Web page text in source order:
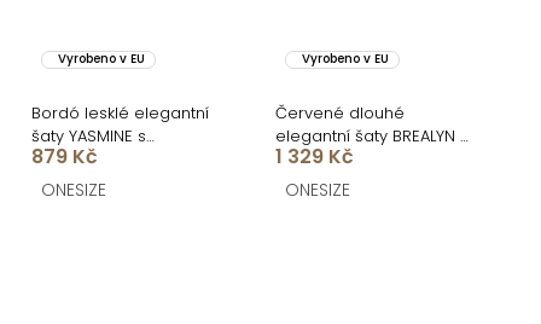
Vyrobeno v EU
Bordó lesklé elegantní
šaty YASMINE s
rozparkem
879 Kč
ONESIZE
Vyrobeno v EU
Červené dlouhé
elegantní šaty BREALYN s
kapsami
1 329 Kč
ONESIZE